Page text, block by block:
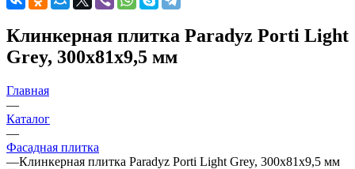
Клинкерная плитка Paradyz Porti Light
Grey, 300х81х9,5 мм
Главная
—
Каталог
—
Фасадная плитка
—Клинкерная плитка Paradyz Porti Light Grey, 300х81х9,5 мм